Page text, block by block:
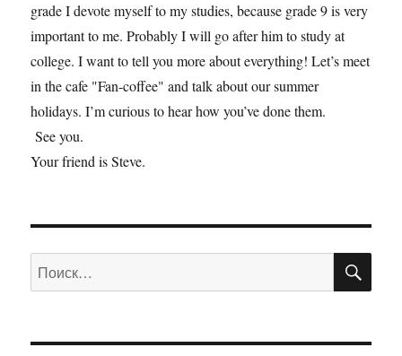
grade I devote myself to my studies, because grade 9 is very
important to me. Probably I will go after him to study at
college. I want to tell you more about everything! Let’s meet
in the cafe "Fan-coffee" and talk about our summer
holidays. I’m curious to hear how you’ve done them.
See you.
Your friend is Steve.
Искать: